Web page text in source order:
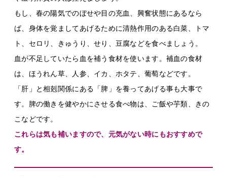
もし、春の陽気でのぼせや目の充血、興奮状態にあるなら
ば、身体を覚ましてあげるために清熱作用のある白菜、トマ
ト、セロリ、きゅうり、せり、豆腐などを食べましょう。
血が不足していたら血を補う食材を使います。補血の食材
は、ほうれん草、人参、イカ、ホタテ、葡萄などです。
「肝」と相剋関係にある「脾」を養ってあげる事も大事で
す。脾の働きを健やかにさせる食べ物は、ご飯や芋類、きの
こなどです。
これらは気も補いますので、元気がない時にもおすすめで
す。